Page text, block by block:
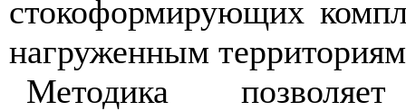
стокоформирующих
нагруженным
Методика